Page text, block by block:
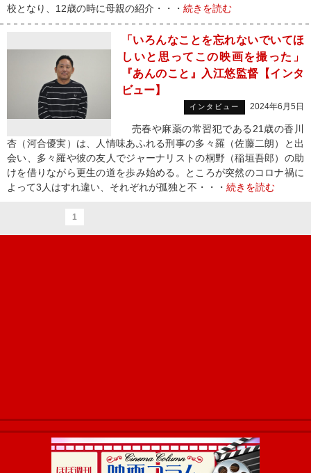
校となり、12歳の時に母親の紹介・・・ 続きを読む
「いろんなことを忘れないでいてほ
しいと思ってこの映画を撮った」
『あんのこと』入江悠監督【インタ
ビュー】
インタビュー 2024年6月5日
売春や麻薬の常習犯である21歳の香川
杏（河合優実）は、人情味あふれる刑事の多々羅（佐藤二朗）と出
会い、多々羅や彼の友人でジャーナリストの桐野（稲垣吾郎）の助
けを借りながら更生の道を歩み始める。ところが突然のコロナ禍に
よって3人はすれ違い、それぞれが孤独と不・・・ 続きを読む
1